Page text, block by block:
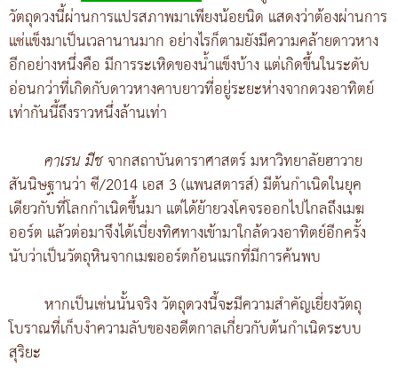
วัตถุดวงนี้ผ่านการแปรสภาพมาเพียงน้อยนิด แสดงว่าต้องผ่านการ
แช่แข็งมาเป็นเวลานานมาก อย่างไรก็ตามยังมีความคล้ายดาวหาง
อีกอย่างหนึ่งคือ มีการระเหิดของน้ำแข็งบ้าง แต่เกิดขึ้นในระดับ
อ่อนกว่าที่เกิดกับดาวหางคาบยาวที่อยู่ระยะห่างจากดวงอาทิตย์
เท่ากันนี้ถึงราวหนึ่งล้านเท่า
คาเรน มีชจากสถาบันดาราศาสตร์ มหาวิทยาลัยฮาวาย
สันนิษฐานว่า ซี/2014 เอส 3 (แพนสตารส์) มีต้นกำเนิดในยุค
เดียวกับที่โลกกำเนิดขึ้นมา แต่ได้ย้ายวงโคจรออกไปไกลถึงเมฆ
ออร์ต แล้วต่อมาจึงได้เบี่ยงทิศทางเข้ามาใกล้ดวงอาทิตย์อีกครั้ง
นับว่าเป็นวัตถุหินจากเมฆออร์ตก้อนแรกที่มีการค้นพบ
หากเป็นเช่นนั้นจริง วัตถุดวงนี้จะมีความสำคัญเยี่ยงวัตถุ
โบราณที่เก็บงำความลับของอดีตกาลเกี่ยวกับต้นกำเนิดระบบ
สุริยะ